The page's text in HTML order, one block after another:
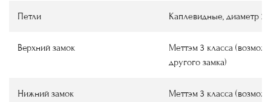
Петли Каплевидные, диаметр
Верхний замок
Меттэм 3 класса
другого замка)
Нижний замок
Меттэм 3 класса